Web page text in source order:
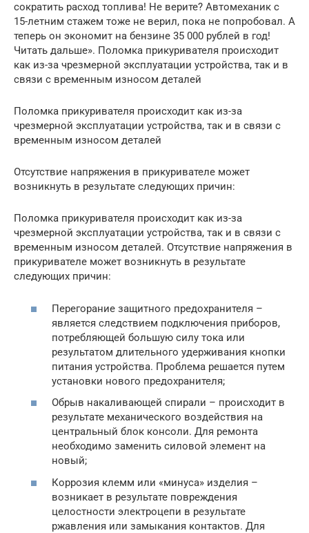
сократить расход топлива! Не верите? Автомеханик с
15-летним стажем тоже не верил, пока не попробовал. А
теперь он экономит на бензине 35 000 рублей в год!
Читать дальше». Поломка прикуривателя происходит
как из-за чрезмерной эксплуатации устройства, так и в
связи с временным износом деталей
Поломка прикуривателя происходит как из-за
чрезмерной эксплуатации устройства, так и в связи с
временным износом деталей
Отсутствие напряжения в прикуривателе может
возникнуть в результате следующих причин:
Поломка прикуривателя происходит как из-за
чрезмерной эксплуатации устройства, так и в связи с
временным износом деталей. Отсутствие напряжения в
прикуривателе может возникнуть в результате
следующих причин:
Перегорание защитного предохранителя –
является следствием подключения приборов,
потребляющей большую силу тока или
результатом длительного удерживания кнопки
питания устройства. Проблема решается путем
установки нового предохранителя;
Обрыв накаливающей спирали – происходит в
результате механического воздействия на
центральный блок консоли. Для ремонта
необходимо заменить силовой элемент на
новый;
Коррозия клемм или «минуса» изделия –
возникает в результате повреждения
целостности электроцепи в результате
ржавления или замыкания контактов. Для